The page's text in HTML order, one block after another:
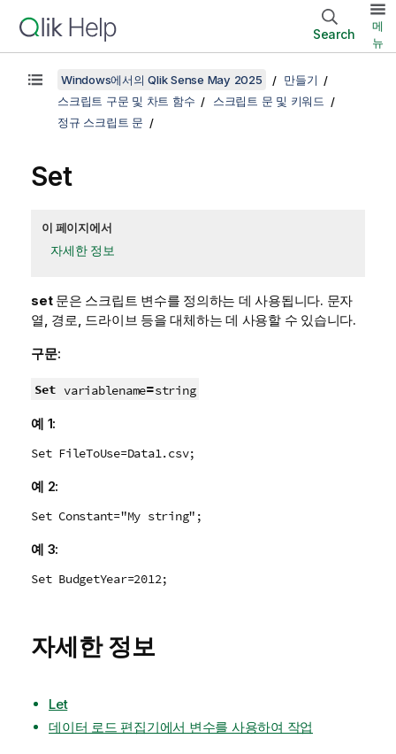
Search
메
뉴
Windows에서의 Qlik Sense May 2025
만들기
스크립트 구문 및 차트 함수
스크립트 문 및 키워드
정규 스크립트 문
Set
이 페이지에서
자세한 정보
set문은 스크립트 변수를 정의하는 데 사용됩니다. 문자
열, 경로, 드라이브 등을 대체하는 데 사용할 수 있습니다.
구문:
Set variablename=string
예 1:
Set FileToUse=Data1.csv;
예 2:
Set Constant="My string";
예 3:
Set BudgetYear=2012;
자세한 정보
Let
데이터 로드 편집기에서 변수를 사용하여 작업